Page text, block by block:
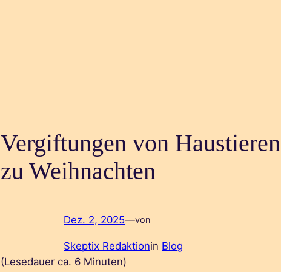
Vergiftungen von Haustieren
zu Weihnachten
Dez. 2, 2025—von
Skeptix Redaktionin Blog
(Lesedauer ca. 6 Minuten)